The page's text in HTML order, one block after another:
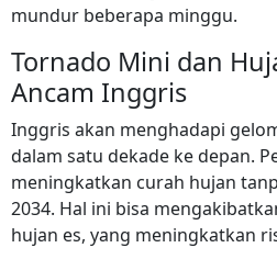
mundur beberapa minggu.
Tornado Mini dan
Ancam Inggris
Inggris akan menghadapi
dalam satu dekade ke depan.
meningkatkan curah hujan
2034. Hal ini bisa
hujan es, yang meningkatkan